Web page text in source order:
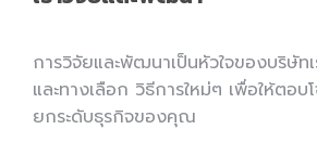
การวิจัยและพัฒนาเป็นหัวใจของบริษั
และทางเลือก วิธีการใหม่ๆ เพื่อให้ตอ
ยกระดับธุรกิจของคุณ